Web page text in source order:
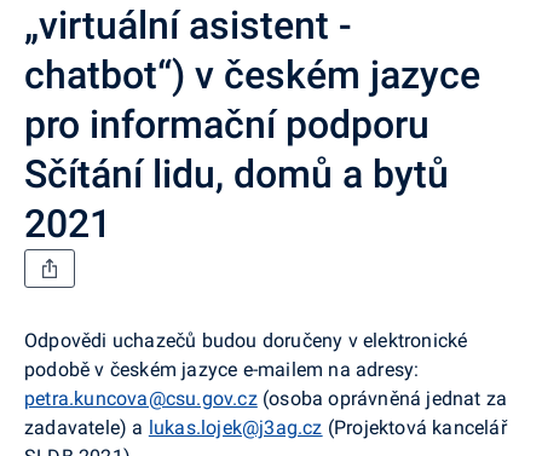
„virtuální asistent -
chatbot“) v českém jazyce
pro informační podporu
Sčítání lidu, domů a bytů
2021
Odpovědi uchazečů budou doručeny v elektronické
podobě v českém jazyce e-mailem na adresy:
petra.kuncova@csu.gov.cz(osoba oprávněná jednat za
zadavatele) a lukas.lojek@j3ag.cz (Projektová kancelář